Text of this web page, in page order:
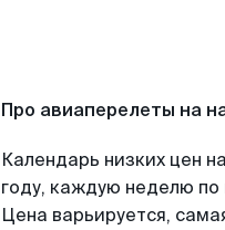
Про авиаперелеты на
Календарь низких цен
году, каждую неделю по
Цена варьируется,